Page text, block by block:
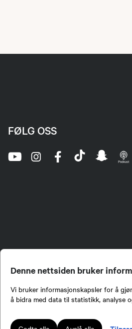
Denne nettsiden bruker
Vi bruker informasjonskapsler for å
å bidra med data til statistikk, analyse
FØLG OSS